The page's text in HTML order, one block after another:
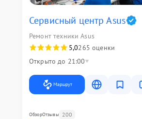
Сервисный центр Asus
Ремонт техники Asus
5,0265 оценки
Открыто до 21:00
Маршрут
ОбзорОтзывы 200